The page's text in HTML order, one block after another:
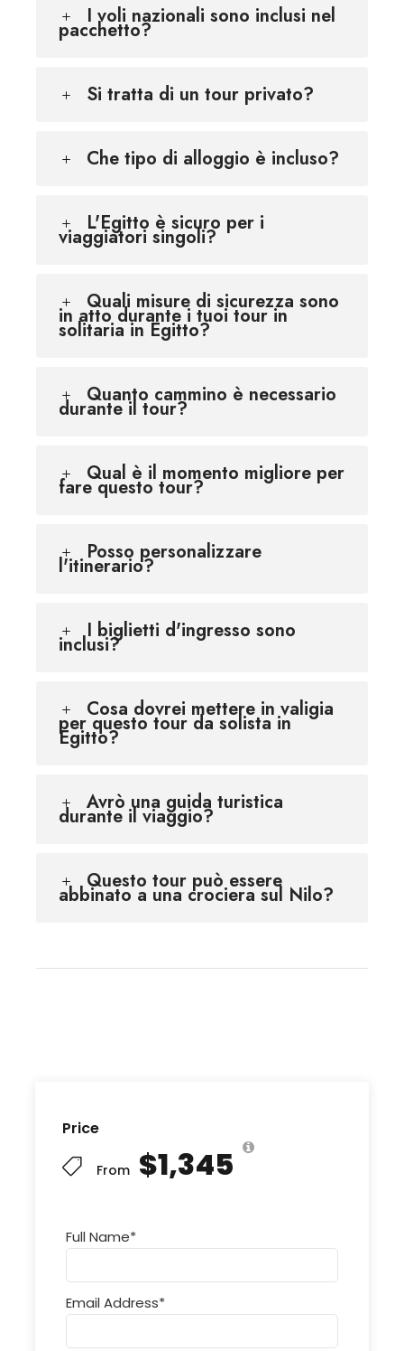
Price
From $1,345
Full Name*
Email Address*
I voli nazionali sono inclusi nel
pacchetto?
Si tratta di un tour privato?
Che tipo di alloggio è incluso?
L'Egitto è sicuro per i
viaggiatori singoli?
Quali misure di sicurezza sono
in atto durante i tuoi tour in
solitaria in Egitto?
Quanto cammino è necessario
durante il tour?
Qual è il momento migliore per
fare questo tour?
Posso personalizzare
l'itinerario?
I biglietti d'ingresso sono
inclusi?
Cosa dovrei mettere in valigia
per questo tour da solista in
Egitto?
Avrò una guida turistica
durante il viaggio?
Questo tour può essere
abbinato a una crociera sul Nilo?